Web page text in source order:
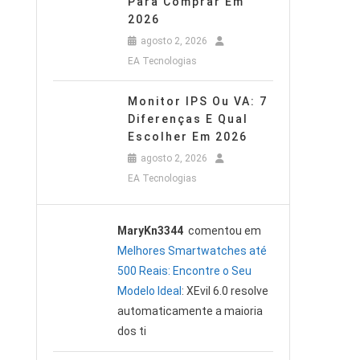
2026
agosto 2, 2026
EA Tecnologias
Monitor IPS Ou VA: 7
Diferenças E Qual
Escolher Em 2026
agosto 2, 2026
EA Tecnologias
MaryKn3344comentou em
Melhores Smartwatches até
500 Reais: Encontre o Seu
Modelo Ideal : XEvil 6.0 resolve
automaticamente a maioria
dos ti